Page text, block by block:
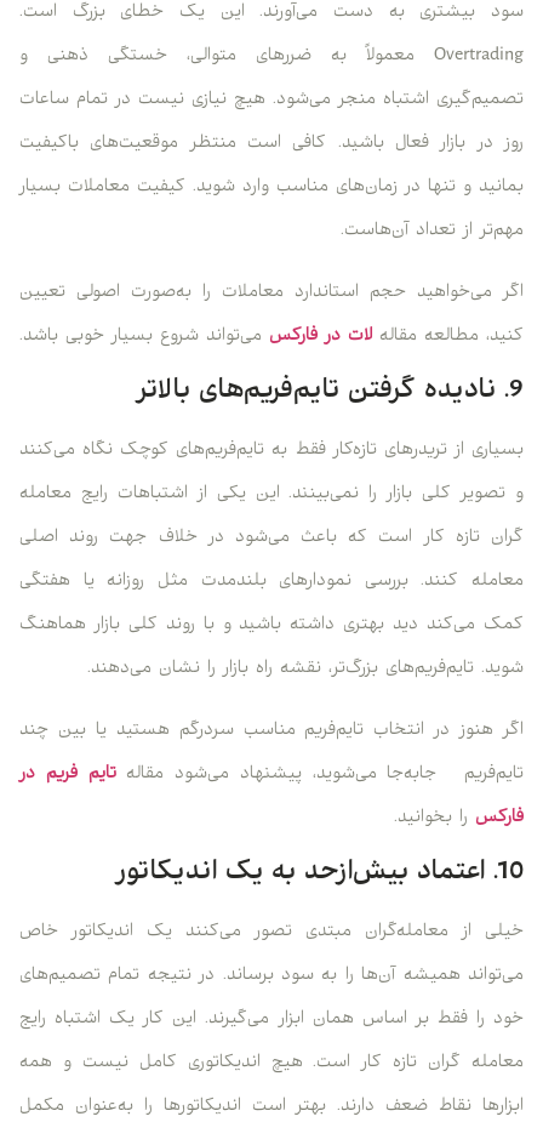
سود بیشتری به دست می‌آورند. این یک خطای بزرگ است.
Overtrading معمولاً به ضررهای متوالی، خستگی ذهنی و
تصمیم‌گیری اشتباه منجر می‌شود. هیچ نیازی نیست در تمام ساعات
روز در بازار فعال باشید. کافی است منتظر موقعیت‌های باکیفیت
بمانید و تنها در زمان‌های مناسب وارد شوید. کیفیت معاملات بسیار
مهم‌تر از تعداد آن‌هاست.
اگر می‌خواهید حجم استاندارد معاملات را به‌صورت اصولی تعیین
کنید، مطالعه‌ مقاله‌ لات در فارکس می‌تواند شروع بسیار خوبی باشد.
9. نادیده گرفتن تایم‌فریم‌های بالاتر
بسیاری از تریدرهای تازه‌کار فقط به تایم‌فریم‌های کوچک نگاه می‌کنند
و تصویر کلی بازار را نمی‌بینند. این یکی از اشتباهات رایج معامله
گران تازه کار است که باعث می‌شود در خلاف جهت روند اصلی
معامله کنند. بررسی نمودارهای بلندمدت مثل روزانه یا هفتگی
کمک می‌کند دید بهتری داشته باشید و با روند کلی بازار هماهنگ
شوید. تایم‌فریم‌های بزرگ‌تر، نقشه راه بازار را نشان می‌دهند.
اگر هنوز در انتخاب تایم‌فریم مناسب سردرگم هستید یا بین چند
تایم‌فریم جابه‌جا می‌شوید، پیشنهاد می‌شود مقاله‌تایم فریم در
فارکس را بخوانید.
10. اعتماد بیش‌ازحد به یک اندیکاتور
خیلی از معامله‌گران مبتدی تصور می‌کنند یک اندیکاتور خاص
می‌تواند همیشه آن‌ها را به سود برساند. در نتیجه تمام تصمیم‌های
خود را فقط بر اساس همان ابزار می‌گیرند. این کار یک اشتباه رایج
معامله گران تازه کار است. هیچ اندیکاتوری کامل نیست و همه
ابزارها نقاط ضعف دارند. بهتر است اندیکاتورها را به‌عنوان مکمل